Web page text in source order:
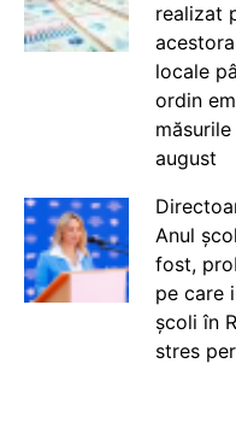
realizat
locale
ordin
august
Anul
fost,
pe care
școli în
stres